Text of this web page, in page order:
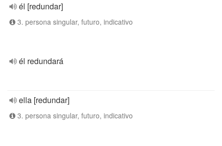
él [redundar]
3. persona singular, futuro, indicativo
él redundará
ella [redundar]
3. persona singular, futuro, indicativo